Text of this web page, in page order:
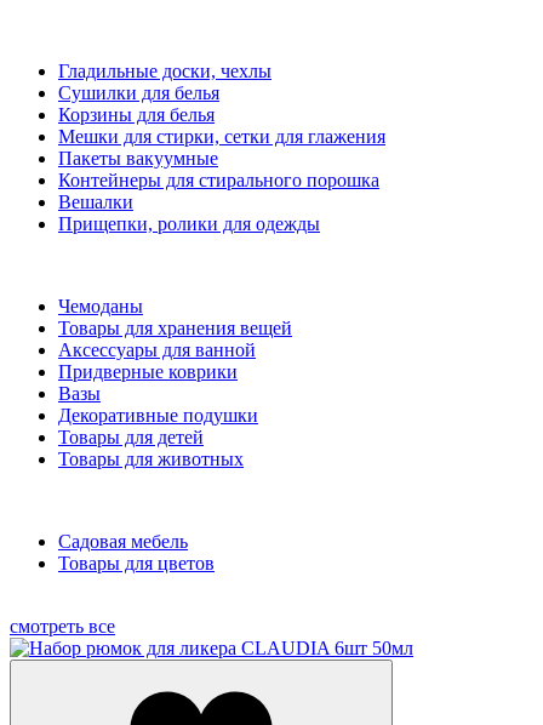
Гладильные доски, чехлы
Сушилки для белья
Корзины для белья
Мешки для стирки, сетки для глажения
Пакеты вакуумные
Контейнеры для стирального порошка
Вешалки
Прищепки, ролики для одежды
Чемоданы
Товары для хранения вещей
Аксессуары для ванной
Придверные коврики
Вазы
Декоративные подушки
Товары для детей
Товары для животных
Садовая мебель
Товары для цветов
смотреть все